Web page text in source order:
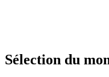
Sélection du